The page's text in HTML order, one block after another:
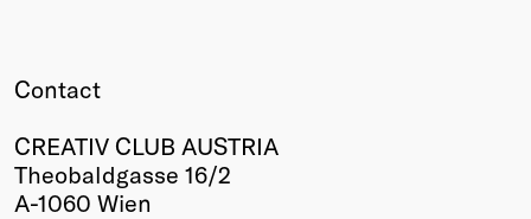
Contact
CREATIV CLUB AUSTRIA
Theobaldgasse 16/2
A-1060 Wien